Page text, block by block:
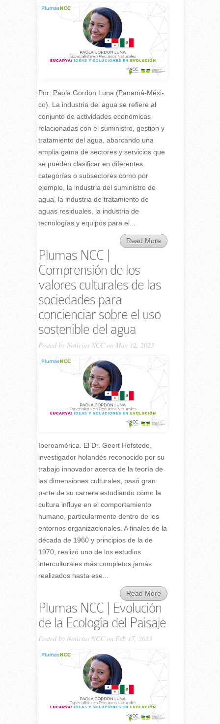
Por: Pao­la Gor­don Luna (Pa­na­má-Mé­xi­
co). La industria del agua se refiere al
conjunto de actividades económicas
relacionadas con el suministro, gestión y
tratamiento del agua, abarcando una
amplia gama de sectores y servicios que
se pueden clasificar en diferentes
categorías o subsectores como por
ejemplo, la industria del suministro de
agua, la industria de tratamiento de
aguas residuales, la industria de
tecnologías y equipos para el...
Read More
Plumas NCC |
Comprensión de los
valores culturales de las
sociedades para
concienciar sobre el uso
sostenible del agua
Posted by Noticias NCCon May 12, 2023
Iberoamérica. El Dr. Geert Hofstede,
investigador holandés reconocido por su
trabajo innovador acerca de la teoría de
las dimensiones culturales, pasó gran
parte de su carrera estudiando cómo la
cultura influye en el comportamiento
humano, particularmente dentro de los
entornos organizacionales. A finales de la
década de 1960 y principios de la de
1970, realizó uno de los estudios
interculturales más completos jamás
realizados hasta ese...
Read More
Plumas NCC | Evolución
de la Ecología del Paisaje
Posted by Noticias NCCon Feb 17, 2023